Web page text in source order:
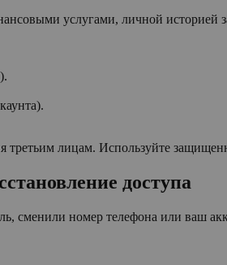
услугами, личной историей
лицам. Используйте
доступа
сменили номер телефона или ваш